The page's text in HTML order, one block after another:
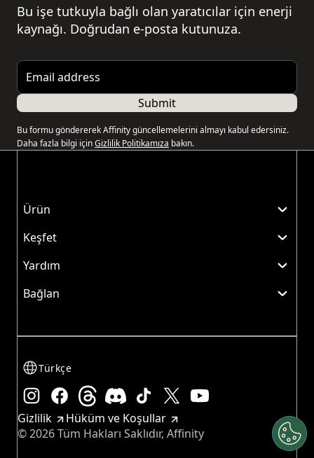
Bu işe tutkuyla bağlı olan yaratıcılar için enerji
kaynağı. Doğrudan e-posta kutunuza.
Email address
Submit
Bu formu göndererek Affinity güncellemelerini almayı kabul edersiniz.
Daha fazla bilgi içinGizlilik Politikamıza bakın.
Ürün
Keşfet
Yardım
Bağlan
Türkçe
Instagram Facebook Threads Discord TikTok
Gizlilik
Hüküm ve Koşullar
© 2026 Tüm Hakları Saklıdır, Affinity